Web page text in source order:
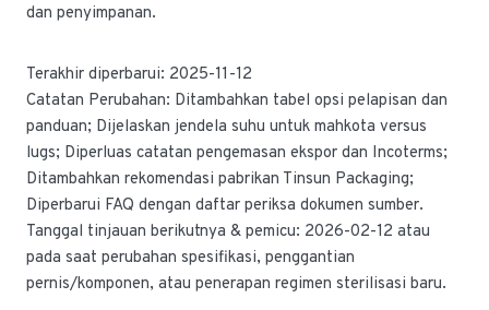
dan penyimpanan.
Terakhir diperbarui: 2025-11-12
Catatan Perubahan: Ditambahkan tabel opsi pelapisan dan
panduan; Dijelaskan jendela suhu untuk mahkota versus
lugs; Diperluas catatan pengemasan ekspor dan Incoterms;
Ditambahkan rekomendasi pabrikan Tinsun Packaging;
Diperbarui FAQ dengan daftar periksa dokumen sumber.
Tanggal tinjauan berikutnya & pemicu: 2026-02-12 atau
pada saat perubahan spesifikasi, penggantian
pernis/komponen, atau penerapan regimen sterilisasi baru.